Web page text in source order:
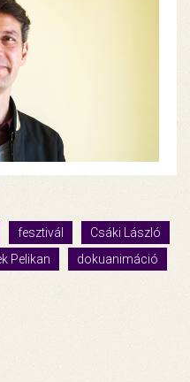
fesztivál
Csáki László
Pelikan
dokuanimáció